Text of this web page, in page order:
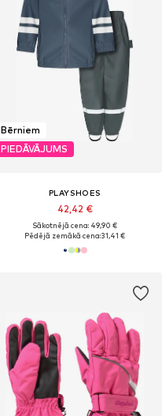
Bērniem
PIEDĀVĀJUMS
PLAYSHOES
42,42 €
Sākotnējā cena: 49,90 €
Pēdējā zemākā cena:31,41 €